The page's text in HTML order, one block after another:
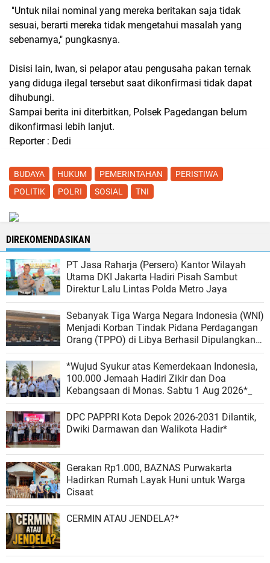
"Untuk nilai nominal yang mereka beritakan saja tidak
sesuai, berarti mereka tidak mengetahui masalah yang
sebenarnya," pungkasnya.
Disisi lain, Iwan, si pelapor atau pengusaha pakan ternak
yang diduga ilegal tersebut saat dikonfirmasi tidak dapat
dihubungi.
Sampai berita ini diterbitkan, Polsek Pagedangan belum
dikonfirmasi lebih lanjut.
Reporter : Dedi
BUDAYA HUKUM PEMERINTAHAN
PERISTIWA
POLITIK
POLRI SOSIAL TNI
DIREKOMENDASIKAN
PT Jasa Raharja (Persero) Kantor Wilayah
Utama DKI Jakarta Hadiri Pisah Sambut
Direktur Lalu Lintas Polda Metro Jaya
Sebanyak Tiga Warga Negara Indonesia (WNI)
Menjadi Korban Tindak Pidana Perdagangan
Orang (TPPO) di Libya Berhasil Dipulangkan
Ke - Indonesia. Mereka adalah NAR, SS, dan
NKR.
*Wujud Syukur atas Kemerdekaan Indonesia,
100.000 Jemaah Hadiri Zikir dan Doa
Kebangsaan di Monas. Sabtu 1 Aug 2026*_
DPC PAPPRI Kota Depok 2026-2031 Dilantik,
Dwiki Darmawan dan Walikota Hadir*
Gerakan Rp1.000, BAZNAS Purwakarta
Hadirkan Rumah Layak Huni untuk Warga
Cisaat
CERMIN ATAU JENDELA?*